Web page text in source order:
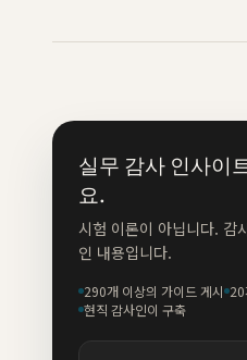
실무 감사 인사이
요.
시험 이론이 아닙니다. 감
인 내용입니다.
290개 이상의 가이드 게시
현직 감사인이 구축